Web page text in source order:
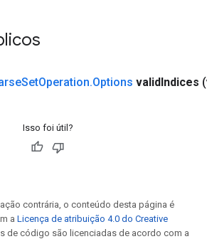
SetOperation.Options validIndices
Isso foi útil?
contrária, o conteúdo desta página é
a Licença de atribuição 4.0 do Creative
de código são licenciadas de acordo com a